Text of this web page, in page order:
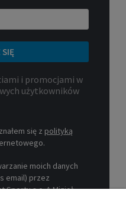
i promocjami w
użytkowników
się z polityką
moich danych
email) przez
Sportu s.c. A.Mizioł,